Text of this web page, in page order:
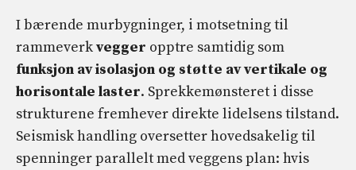
I bærende murbygninger, i motsetning til
rammeverkvegger opptre samtidig som
funksjon av isolasjon og støtte av vertikale og
horisontale laster. Sprekkemønsteret i disse
strukturene fremhever direkte lidelsens tilstand.
Seismisk handling oversetter hovedsakelig til
spenninger parallelt med veggens plan: hvis